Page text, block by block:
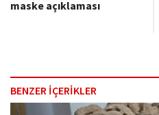
maske açıklaması
BENZER İÇERİKLER